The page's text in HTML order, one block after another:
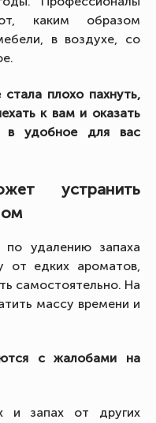
каким образом
в воздухе, со
плохо пахнуть,
к вам и оказать
в удобное для вас
устранить
по удалению запаха
от едких ароматов,
самостоятельно. На
массу времени и
с жалобами на
и запах от других